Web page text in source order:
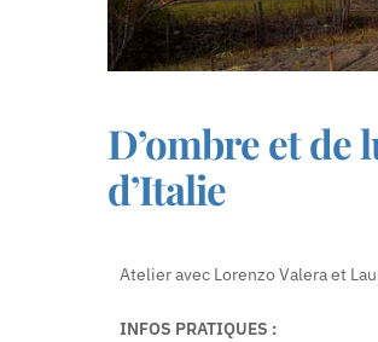
D’ombre et de
d’Italie
Atelier avec Lorenzo Valera et
INFOS PRATIQUES :